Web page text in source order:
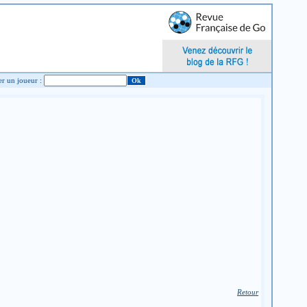
Chercher un joueur :
Retour